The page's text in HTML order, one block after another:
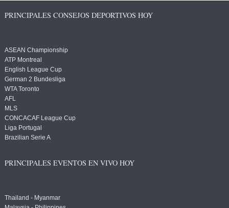
PRINCIPALES CONSEJOS DEPORTIVOS HOY
ASEAN Championship
ATP Montreal
English League Cup
German 2 Bundesliga
WTA Toronto
AFL
MLS
CONCACAF League Cup
Liga Portugal
Brazilian Serie A
PRINCIPALES EVENTOS EN VIVO HOY
Thailand - Myanmar